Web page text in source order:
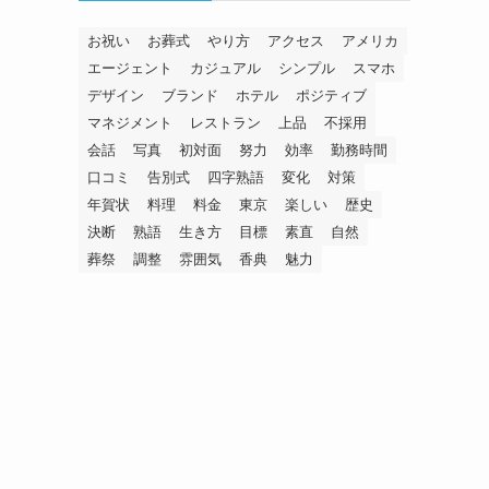
お祝い お葬式 やり方 アクセス
アメリカ
エージェント
カジュアル シンプル
スマホ
デザイン
ブランド ホテル
ポジティブ
マネジメント
レストラン 上品
不採用
会話
写真 初対面 努力 効率
勤務時間
口コミ
告別式 四字熟語 変化
対策
年賀状
料理 料金 東京 楽しい
歴史
決断
熟語 生き方 目標 素直
自然
葬祭
調整 雰囲気 香典 魅力